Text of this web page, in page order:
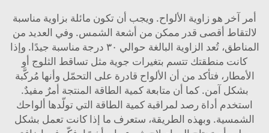
أمر آخر هو زاوية الألواح. ويجب أن تكون مائلة بزاوية مناسبة
لالتقاط أقصى قدر ممكن من أشعة الشمس. وفي العديد من
المناطق، تُعد الزاوية البالغة حوالي ٣٠ درجة مناسبة جيدًا. وإذا
كانت منطقتك تتسم بتغيرات جوية مثل تساقط الثلوج أو
الأمطار، فتأكد من أن الألواح قادرة على التحمّل وأنها مُركَّبة
بشكل آمن. كما أن متابعة كمية الطاقة المنتجة أمرٌ مفيدٌ.
استخدم أداة رصد لمراقبة كمية الطاقة التي تولّدها ألواحك
الشمسية. وبهذه الطريقة، ستعرف ما إذا كانت تعمل بشكل